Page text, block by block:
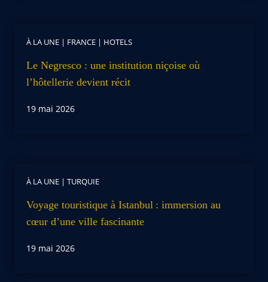
À LA UNE | FRANCE | HOTELS
Le Negresco : une institution niçoise où
l’hôtellerie devient récit
19 mai 2026
À LA UNE | TURQUIE
Voyage touristique à Istanbul : immersion au
cœur d’une ville fascinante
19 mai 2026